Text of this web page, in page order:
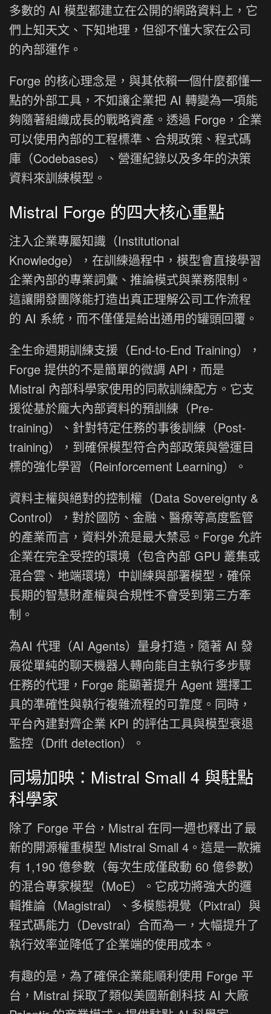
多數的 AI 模型都建立在公開的網路資料上，它
們上知天文、下知地理，但卻不懂大家在公司
的內部運作。
Forge 的核心理念是，與其依賴一個什麼都懂一
點的外部工具，不如讓企業把 AI 轉變為一項能
夠隨著組織成長的戰略資產。透過 Forge，企業
可以使用內部的工程標準、合規政策、程式碼
庫（Codebases）、營運紀錄以及多年的決策
資料來訓練模型。
Mistral Forge 的四大核心重點
注入企業專屬知識（Institutional
Knowledge），在訓練過程中，模型會直接學習
企業內部的專業詞彙、推論模式與業務限制。
這讓開發團隊能打造出真正理解公司工作流程
的 AI 系統，而不僅僅是給出通用的罐頭回覆。
全生命週期訓練支援（End-to-End Training），
Forge 提供的不是簡單的微調 API，而是
Mistral 內部科學家使用的同款訓練配方。它支
援從基於龐大內部資料的預訓練（Pre-
training）、針對特定任務的事後訓練（Post-
training），到確保模型符合內部政策與營運目
標的強化學習（Reinforcement Learning）。
資料主權與絕對的控制權（Data Sovereignty &
Control），對於國防、金融、醫療等高度監管
的產業而言，資料外流是最大禁忌。Forge 允許
企業在完全受控的環境（包含內部 GPU 叢集或
混合雲、地端環境）中訓練與部署模型，確保
長期的智慧財產權與合規性不會受到第三方牽
制。
為AI 代理（AI Agents）量身打造，隨著 AI 發
展從單純的聊天機器人轉向能自主執行多步驟
任務的代理，Forge 能顯著提升 Agent 選擇工
具的準確性與執行複雜流程的可靠度。同時，
平台內建對齊企業 KPI 的評估工具與模型衰退
監控（Drift detection）。
同場加映：Mistral Small 4 與駐點
科學家
除了 Forge 平台，Mistral 在同一週也釋出了最
新的開源權重模型 Mistral Small 4。這是一款擁
有 1,190 億參數（每次生成僅啟動 60 億參數）
的混合專家模型（MoE）。它成功將強大的邏
輯推論（Magistral）、多模態視覺（Pixtral）與
程式碼能力（Devstral）合而為一，大幅提升了
執行效率並降低了企業端的使用成本。
有趣的是，為了確保企業能順利使用 Forge 平
台，Mistral 採取了類似美國新創科技 AI 大廠